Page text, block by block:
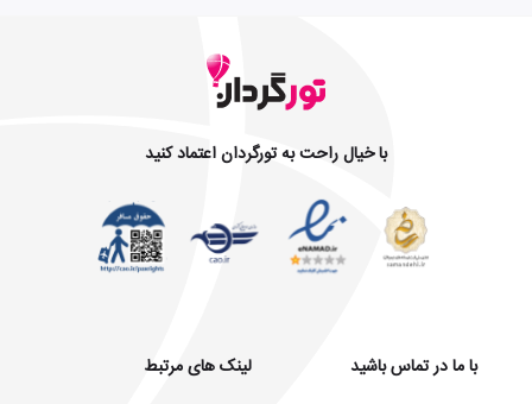
با خیال راحت به تورگردان اعتماد کنید
با ما در تماس باشید
لینک های مرتبط